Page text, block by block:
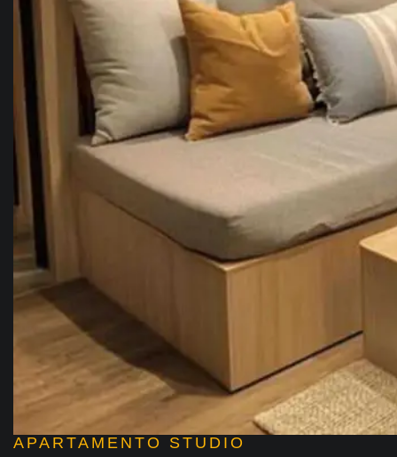
APARTAMENTO STUDIO